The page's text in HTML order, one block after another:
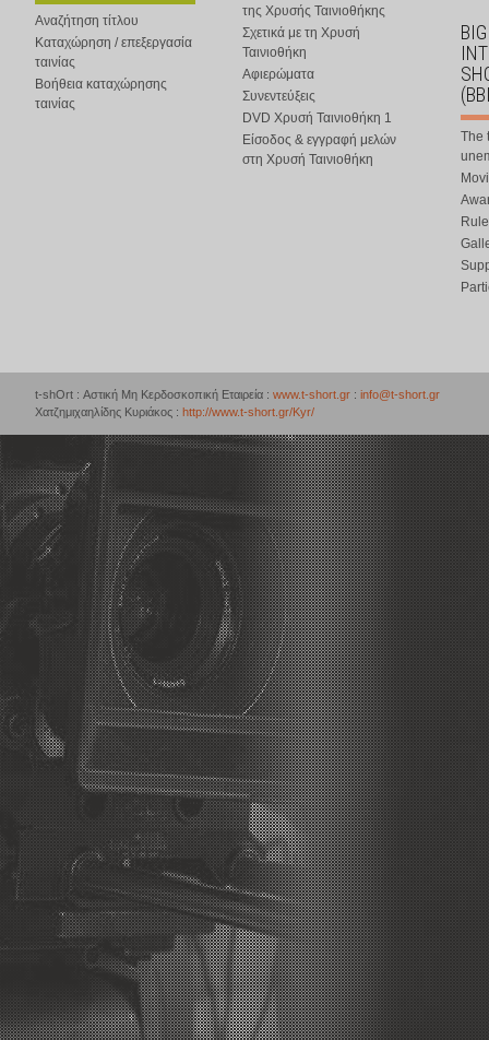
Αναζήτηση τίτλου
Καταχώρηση / επεξεργασία
ταινίας
Βοήθεια καταχώρησης
ταινίας
της Χρυσής Ταινιοθήκης
Σχετικά με τη Χρυσή
Ταινιοθήκη
Αφιερώματα
Συνεντεύξεις
DVD Χρυσή Ταινιοθήκη 1
Είσοδος & εγγραφή μελών
στη Χρυσή Ταινιοθήκη
The
t-shOrt : Αστική Μη Κερδοσκοπική Εταιρεία : www.t-short.gr : info@t-short.gr
Χατζημιχαηλίδης Κυριάκος : http://www.t-short.gr/Kyr/